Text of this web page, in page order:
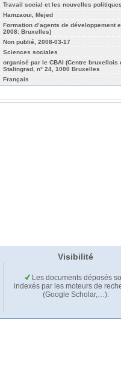
Travail social et les nouvelles
Hamzaoui, Mejed
Formation d’agents de développement
2008: Bruxelles)
Non publié, 2008-03-17
Sciences sociales
organisé par le CBAI (Centre bruxellois
Stalingrad, n° 24, 1000 Bruxelles
Français
Visibilité
Les documents déposés
indexés par les moteurs de
(Google Scholar,…).